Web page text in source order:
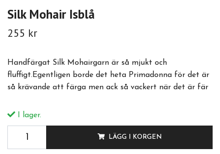
Silk Mohair Isblå
255 kr
Handfärgat Silk Mohairgarn är så mjukt och
fluffigt.Egentligen borde det heta Primadonna för det är
så krävande att färga men ack så vackert när det är fär
I lager.
LÄGG I KORGEN